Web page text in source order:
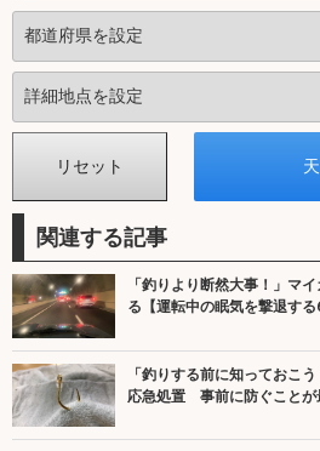
関連する記事
「釣りより断然大事！」マ
る【運転中の眠気を撃退する
「釣りする前に知っておこ
応急処置 事前に防ぐことが